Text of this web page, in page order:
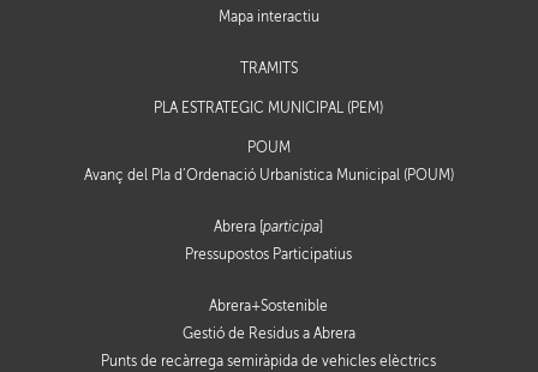
Mapa interactiu
TRÀMITS
PLA ESTRATÈGIC MUNICIPAL (PEM)
POUM
Avanç del Pla d’Ordenació Urbanística Municipal (POUM)
Abrera [participa
Pressupostos Participatius
Abrera+Sostenible
Gestió de Residus a Abrera
Punts de recàrrega semiràpida de vehicles elèctrics